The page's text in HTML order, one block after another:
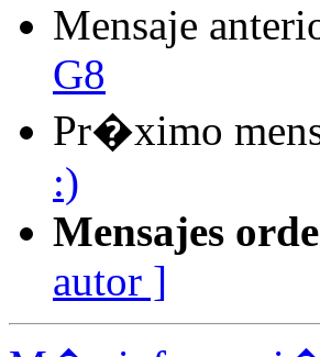
Mensaje
G8
Pr�ximo
:)
Mensajes
autor ]